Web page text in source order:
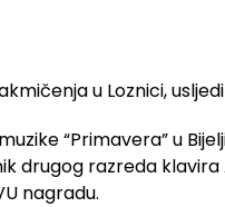
u Loznici,
“Primavera” u
drugog razreda
nagradu.